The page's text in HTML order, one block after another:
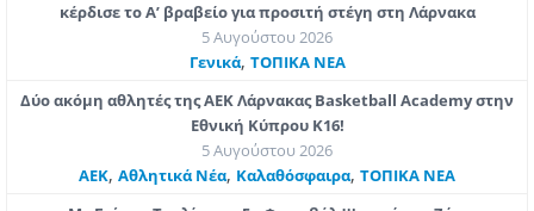
κέρδισε το Α’ βραβείο για προσιτή στέγη στη Λάρνακα
5 Αυγούστου 2026
Γενικά, ΤΟΠΙΚΑ ΝΕΑ
Δύο ακόμη αθλητές της ΑΕΚ Λάρνακας Basketball Academy στην
Εθνική Κύπρου Κ16!
5 Αυγούστου 2026
ΑΕΚ, Αθλητικά Νέα, Καλαθόσφαιρα, ΤΟΠΙΚΑ ΝΕΑ